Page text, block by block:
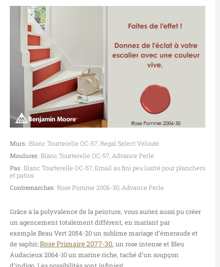
Murs : Blanc Tourterelle OC-57, Regal Select Velouté
Moulures: Blanc Tourterelle OC-57, Advance Perle
Pas: Blanc Tourterelle OC-57, Email au fini peu lustré pour planchers
et patios
Contremarches: Rose Pomme 2006-30, Advance Perle
Grâce à la polyvalence de la peinture, vous auriez aussi pu créer
un agencement totalement différent, en mariant par
exempleBeau Vert 2054-20 un sublime mariage d’émeraude et
desaphir;Rose Primaire 2077-30, un rose intense et Bleu
Audacieux 2064-10un marine riche, taché d’un soupçon